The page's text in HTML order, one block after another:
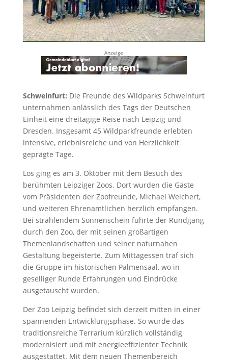
Anzeige
Schweinfurt: Die Freunde des Wildparks Schweinfurt
unternahmen anlässlich des Tags der Deutschen
Einheit eine dreitägige Reise nach Leipzig und
Dresden. Insgesamt 45 Wildparkfreunde erlebten
intensive, erlebnisreiche und von Herzlichkeit
geprägte Tage.
Los ging es am 3. Oktober mit dem Besuch des
berühmten Leipziger Zoos. Dort wurden die Gäste
vom Präsidenten der Zoofreunde, Michael Weichert,
und weiteren Ehrenamtlichen herzlich empfangen.
Bei strahlendem Sonnenschein führte der Rundgang
durch den Zoo, der mit seinen großartigen
Themenlandschaften und seiner naturnahen
Gestaltung begeisterte. Zum Mittagessen traf sich
die Gruppe im historischen Palmensaal, wo in
geselliger Runde Erfahrungen und Eindrücke
ausgetauscht wurden.
Der Zoo Leipzig befindet sich derzeit mitten in einer
spannenden Entwicklungsphase. So wurde das
traditionsreiche Terrarium kürzlich vollständig
modernisiert und mit energieeffizienter Technik
ausgestattet. Mit dem neuen Themenbereich